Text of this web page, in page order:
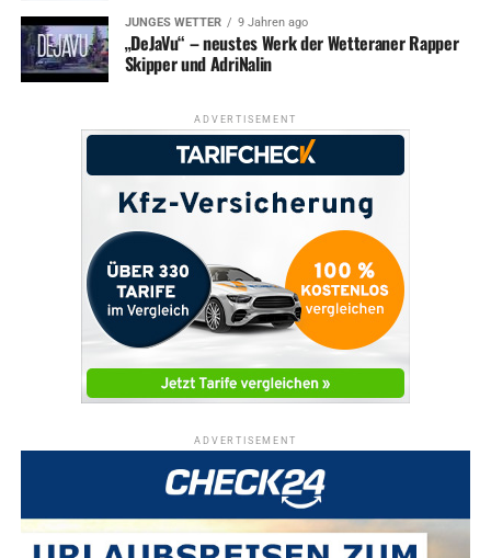
JUNGES WETTER 9 Jahren ago
„DeJaVu“ – neustes Werk der Wetteraner Rapper
Skipper und AdriNalin
ADVERTISEMENT
ADVERTISEMENT